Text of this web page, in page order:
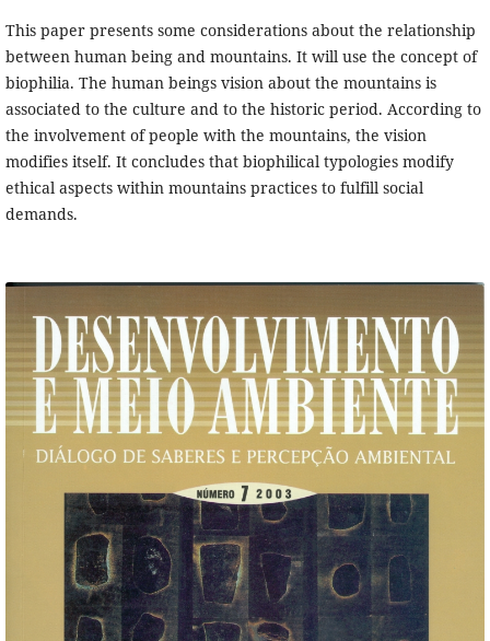
This paper presents some considerations about the relationship
between human being and mountains. It will use the concept of
biophilia. The human beings vision about the mountains is
associated to the culture and to the historic period. According to
the involvement of people with the mountains, the vision
modifies itself. It concludes that biophilical typologies modify
ethical aspects within mountains practices to fulfill social
demands.